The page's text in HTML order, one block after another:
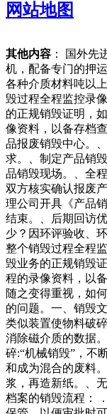
网站地图
其他内容 ： 国外先
机，配备专门的押
各种介质材料吨以
毁过程全程监控录
的正规销毁证明，
像资料，以备存档
品报废销毁中心。
求。、制定产品销
品销毁现场。、全
双方核实确认报废
理公司开具《产品
结束。、后期回访
少？因环评验收、
整个销毁过程全程
毁业务的正规销毁
程的录像资料，以
随之变得重视，如
的问题。一、销毁
类似装置使物料破
消除磁介质的数据
碎:“机械销毁”，不
和成为混合的废料
浆，再造新纸。、
档案的销毁流程：